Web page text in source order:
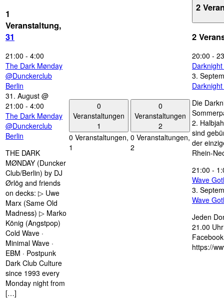
1
Veranstaltung,
31
21:00 - 4:00
The Dark Mønday
@Dunckerclub
Berlin
31. August @
21:00 - 4:00
The Dark Mønday
@Dunckerclub
Berlin
THE DARK
MØNDAY (Duncker
Club/Berlin) by DJ
Ørlög and friends
on decks: ▷ Uwe
Marx (Same Old
Madness) ▷ Marko
König (Angstpop)
Cold Wave ·
Minimal Wave ·
EBM · Postpunk
Dark Club Culture
since 1993 every
Monday night from
[…]
0
Veranstaltungen
1
0 Veranstaltungen,
1
0
Veranstaltungen
2
0 Veranstaltungen,
2
2
2
20:00 -
3.
Die
2.
sind
der
Rhein-
21:00 -
Wave
3.
Wave
Jeden
21.00
https://